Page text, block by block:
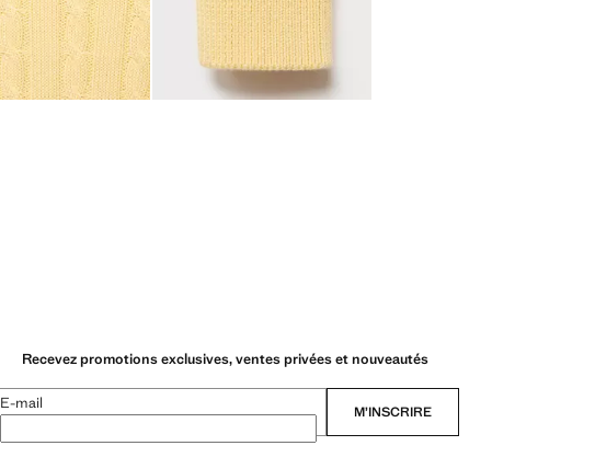
Recevez promotions exclusives, ventes privées et nouveautés
E-mail M’INSCRIRE